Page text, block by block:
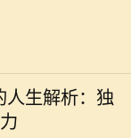
不仅仅是家庭成
人生解析：独
人在这个时刻
命运与个性。这
特殊性，赋予了
为不同寻常的个